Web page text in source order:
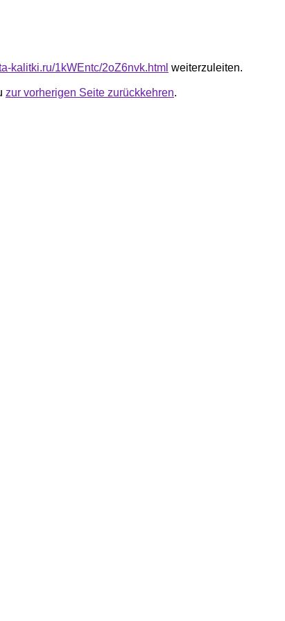
kalitki.ru/1kWEntc/2oZ6nvk.html weiterzuleiten.
zur vorherigen Seite zurückkehren.